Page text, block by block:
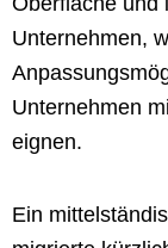
Unternehmen,
Unternehmen
eignen.
Ein